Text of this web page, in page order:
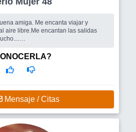
amiga. Me encanta viajar y
aire libre.Me encantan las salidas
o una relación sería. Alguien con quien
cosas más sencillas de la vida.
Mensaje / Citas